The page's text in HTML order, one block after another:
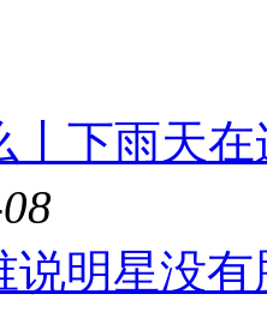
丨下雨天
说明星没